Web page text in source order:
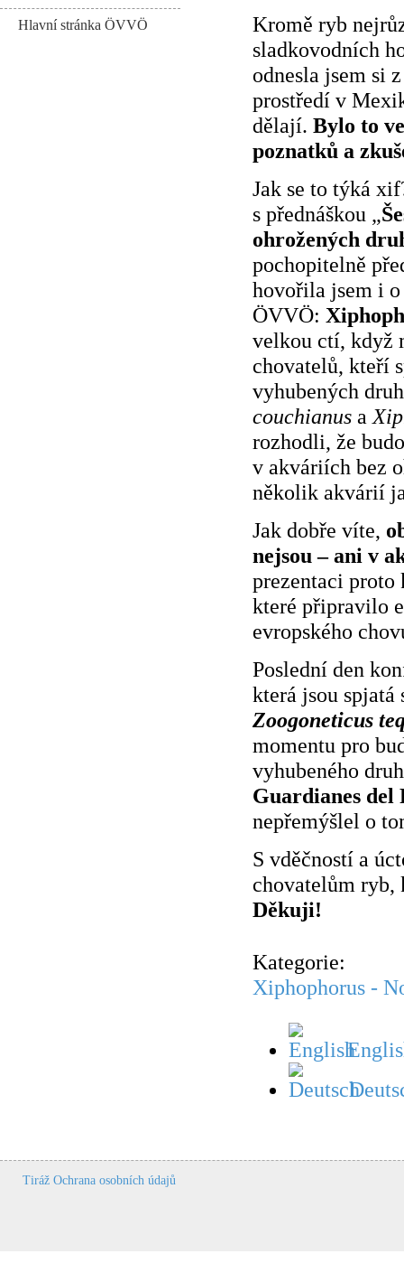
Hlavní stránka ÖVVÖ
Kromě ryb
sladkovodních
odnesla jsem si
prostředí v
dělají. Bylo to
poznatků a
Jak se to týká
s přednáškou „
ohrožených
pochopitelně
hovořila jsem i
ÖVVÖ:
velkou ctí, když
chovatelů, kteří
vyhubených
couchianus a
rozhodli, že
v akváriích bez
několik akvárií
Jak dobře víte,
nejsou – ani v
prezentaci proto
které připravilo
evropského
Poslední den
která jsou
Zoogoneticus
momentu pro
vyhubeného
Guardianes del
nepřemýšlel o
S vděčností a
chovatelům ryb,
Děkuji!
Kategorie:
Xiphophorus -
Tiráž Ochrana osobních údajů